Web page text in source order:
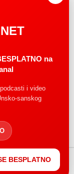
na
i video
sanskog
BESPLATNO